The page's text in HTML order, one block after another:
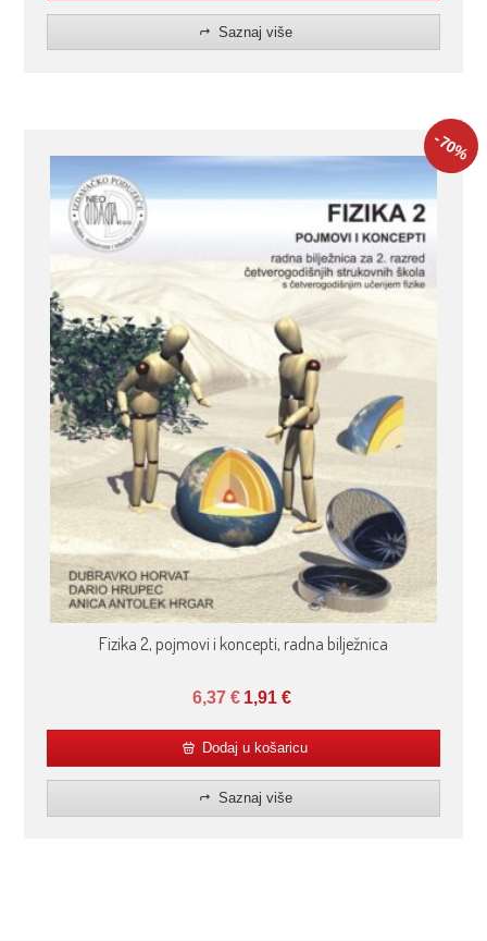
Saznaj više
-70%
Fizika 2, pojmovi i koncepti, radna bilježnica
6,37 € 1,91 €
Dodaj u košaricu
Saznaj više